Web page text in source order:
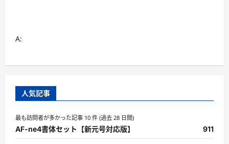
A:
人気記事
最も訪問者が多かった記事 10 件 (過去 28 日間)
AF-ne4書体セット【新元号対応版】 911